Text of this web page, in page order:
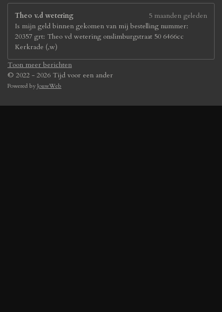
Theo v.d wetering
5 maanden geleden
Is mijn geld binnen gekomen van mij bestelling nummer:
20357 grt: Theo vd wetering onslimburgstraat 50 6466cc
Kerkrade (,w)
Toon meer berichten
© 2022 - 2026 Tijd voor een ander
Powered byJouwWeb